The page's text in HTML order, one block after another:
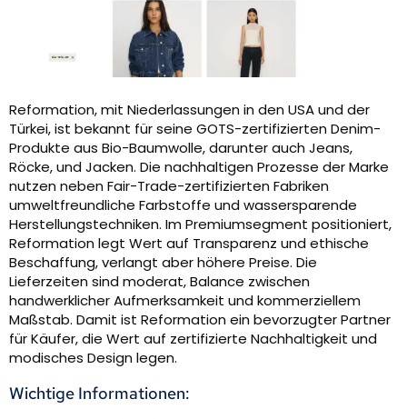
Reformation, mit Niederlassungen in den USA und der
Türkei, ist bekannt für seine GOTS-zertifizierten Denim-
Produkte aus Bio-Baumwolle, darunter auch Jeans,
Röcke, und Jacken. Die nachhaltigen Prozesse der Marke
nutzen neben Fair-Trade-zertifizierten Fabriken
umweltfreundliche Farbstoffe und wassersparende
Herstellungstechniken. Im Premiumsegment positioniert,
Reformation legt Wert auf Transparenz und ethische
Beschaffung, verlangt aber höhere Preise. Die
Lieferzeiten sind moderat, Balance zwischen
handwerklicher Aufmerksamkeit und kommerziellem
Maßstab. Damit ist Reformation ein bevorzugter Partner
für Käufer, die Wert auf zertifizierte Nachhaltigkeit und
modisches Design legen.
Wichtige Informationen: